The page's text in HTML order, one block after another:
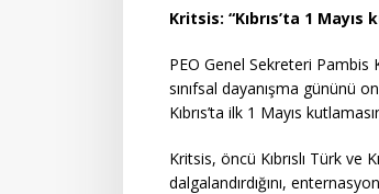
Kritsis: “Kıbrıs’ta 1 Mayıs
PEO Genel Sekreteri Pambis
sınıfsal dayanışma gününü
Kıbrıs’ta ilk 1 Mayıs
Kritsis, öncü Kıbrıslı Türk ve
dalgalandırdığını,